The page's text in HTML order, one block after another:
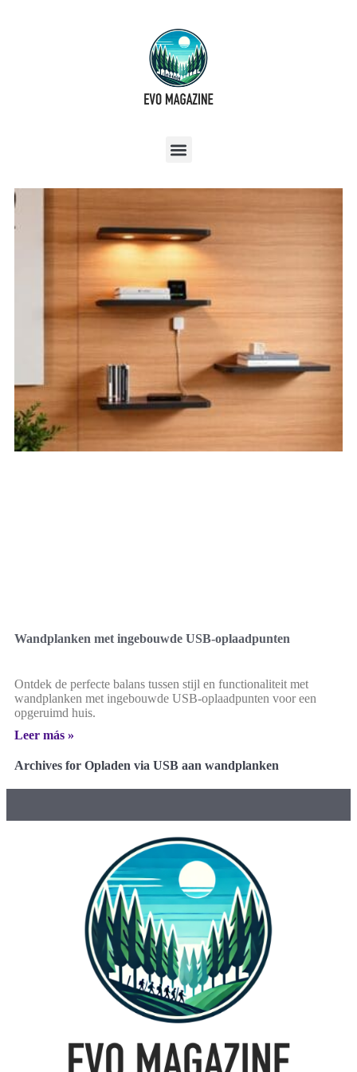
Wandplanken met ingebouwde USB-oplaadpunten
Ontdek de perfecte balans tussen stijl en functionaliteit met
wandplanken met ingebouwde USB-oplaadpunten voor een
opgeruimd huis.
Leer más »
Archives for Opladen via USB aan wandplanken